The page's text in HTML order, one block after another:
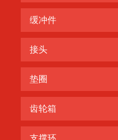
缓冲件
接头
垫圈
齿轮箱